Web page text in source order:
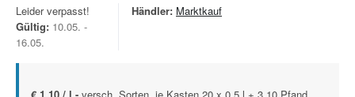
Leider verpasst!
Gültig: 10.05. -
16.05.
Händler: Marktkauf